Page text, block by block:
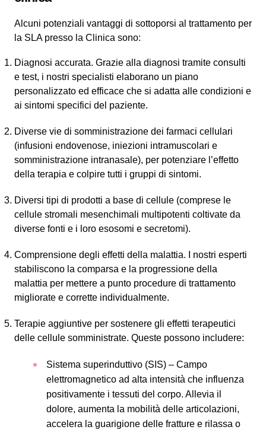
Alcuni potenziali vantaggi di sottoporsi al trattamento per
la SLA presso la Clinica sono:
Diagnosi accurata. Grazie alla diagnosi tramite consulti
e test, i nostri specialisti elaborano un piano
personalizzato ed efficace che si adatta alle condizioni e
ai sintomi specifici del paziente.
Diverse vie di somministrazione dei farmaci cellulari
(infusioni endovenose, iniezioni intramuscolari e
somministrazione intranasale), per potenziare l’effetto
della terapia e colpire tutti i gruppi di sintomi.
Diversi tipi di prodotti a base di cellule (comprese le
cellule stromali mesenchimali multipotenti coltivate da
diverse fonti e i loro esosomi e secretomi).
Comprensione degli effetti della malattia. I nostri esperti
stabiliscono la comparsa e la progressione della
malattia per mettere a punto procedure di trattamento
migliorate e corrette individualmente.
Terapie aggiuntive per sostenere gli effetti terapeutici
delle cellule somministrate. Queste possono includere:
Sistema superinduttivo (SIS) – Campo
elettromagnetico ad alta intensità che influenza
positivamente i tessuti del corpo. Allevia il
dolore, aumenta la mobilità delle articolazioni,
accelera la guarigione delle fratture e rilassa o